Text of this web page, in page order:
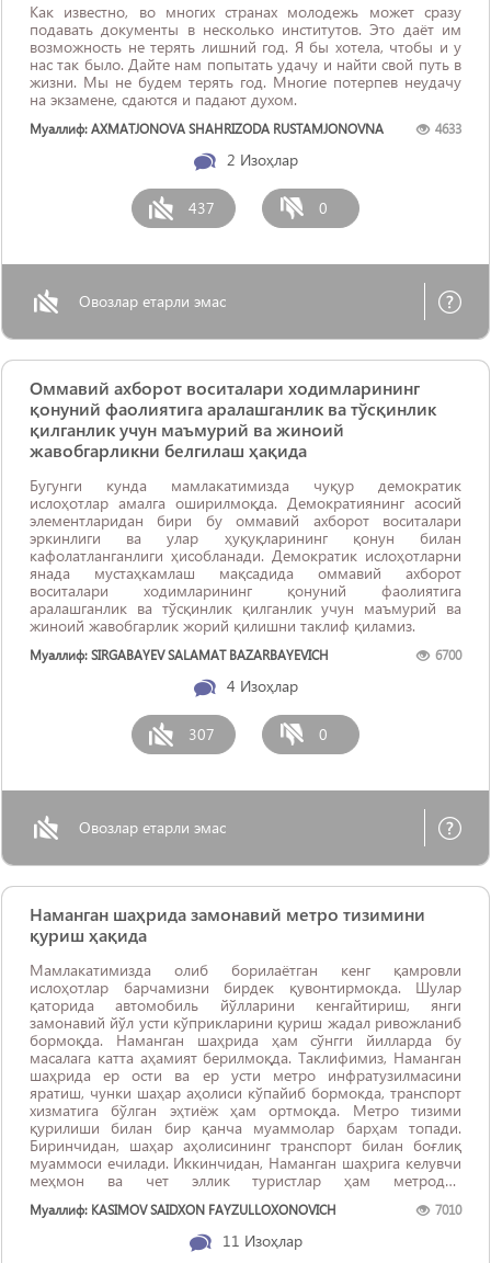
Как известно, во многих странах молодежь может сразу
подавать документы в несколько институтов. Это даёт им
возможность не терять лишний год. Я бы хотела, чтобы и у
нас так было. Дайте нам попытать удачу и найти свой путь в
жизни. Мы не будем терять год. Многие потерпев неудачу
на экзамене, сдаются и падают духом.
Муаллиф: AXMATJONOVA SHAHRIZODA RUSTAMJONOVNA 4633
2 Изоҳлар
437 0
Овозлар етарли эмас
Оммавий ахборот воситалари ходимларининг
қонуний фаолиятига аралашганлик ва тўсқинлик
қилганлик учун маъмурий ва жиноий
жавобгарликни белгилаш ҳақида
Бугунги кунда мамлакатимизда чуқур демократик
ислоҳотлар амалга оширилмоқда. Демократиянинг асосий
элементларидан бири бу оммавий ахборот воситалари
эркинлиги ва улар ҳуқуқларининг қонун билан
кафолатланганлиги ҳисобланади. Демократик ислоҳотларни
янада мустаҳкамлаш мақсадида оммавий ахборот
воситалари ходимларининг қонуний фаолиятига
аралашганлик ва тўсқинлик қилганлик учун маъмурий ва
жиноий жавобгарлик жорий қилишни таклиф қиламиз.
Муаллиф: SIRGABAYEV SALAMAT BAZARBAYEVICH 6700
4 Изоҳлар
307 0
Овозлар етарли эмас
Наманган шаҳрида замонавий метро тизимини
қуриш ҳақида
Мамлакатимизда олиб борилаётган кенг қамровли
ислоҳотлар барчамизни бирдек қувонтирмокда. Шулар
қаторида автомобиль йўлларини кенгайтириш, янги
замонавий йўл усти кўприкларини қуриш жадал ривожланиб
бормоқда. Наманган шаҳрида ҳам сўнгги йилларда бу
масалага катта аҳамият берилмоқда. Таклифимиз, Наманган
шаҳрида ер ости ва ер усти метро инфратузилмасини
яратиш, чунки шаҳар аҳолиси кўпайиб бормокда, транспорт
хизматига бўлган эҳтиёж ҳам ортмоқда. Метро тизими
қурилиши билан бир қанча муаммолар барҳам топади.
Биринчидан, шаҳар аҳолисининг транспорт билан боғлиқ
муаммоси ечилади. Иккинчидан, Наманган шаҳрига келувчи
меҳмон ва чет эллик туристлар ҳам метродан
Муаллиф: KASIMOV SAIDXON FAYZULLOXONOVICH 7010
11 Изоҳлар